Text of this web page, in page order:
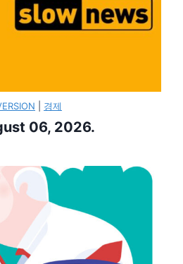
경제
06, 2026.